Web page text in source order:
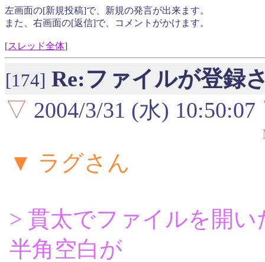
左画面の[新規投稿]で、新規の発言が出来ます。
また、右画面の[返信]で、コメントがかけます。
[スレッド全体]
[174] Re:ファイルが登録
▽ 2004/3/31 (水) 10:50:07
▼ ラグさん
> 貫太でファイルを開
半角空白が